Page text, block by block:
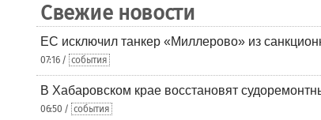
Свежие новости
ЕС исключил танкер «Миллерово» из
07:16 / события
В Хабаровском крае восстановят
06:50 / события